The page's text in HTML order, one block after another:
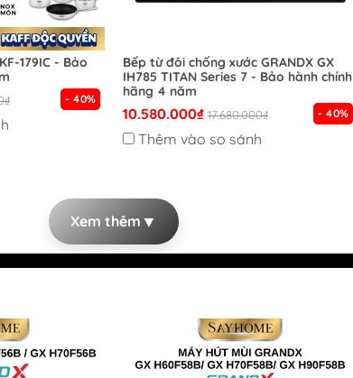
179IC - Bảo
- 40%
Bếp từ đôi chống xước GRANDX GX
IH785 TITAN Series 7 - Bảo hành chính
hãng 4 năm
10.580.000₫ 17.680.000₫ - 40%
Thêm vào so sánh
Xem thêm ▼